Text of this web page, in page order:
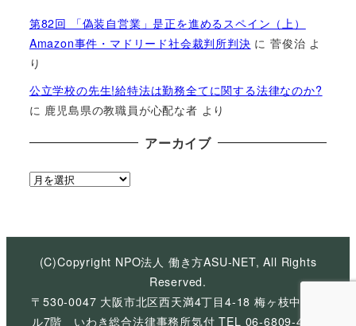
第82回 「偽装自営業」是正を進めるスペイン（上）
Amazon事件・マドリード社会裁判所判決 に菅俊治 よ
り
公立学校の先生!給特法は勤務全てに関する法律なのか?
に 鹿児島県の教職員が心配な者 より
アーカイブ
ア
イ
(C)Copyright NPO法人 働き方ASU-NET, All Rights
Reserved.
〒530-0047 大阪市北区西天満4丁目4-18 梅ヶ枝中央ビ
ル7階 いわき総合法律事務所気付 TEL 06-6809-4926